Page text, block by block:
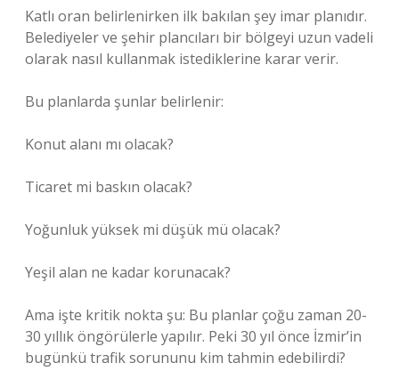
Katlı oran belirlenirken ilk bakılan şey imar planıdır.
Belediyeler ve şehir plancıları bir bölgeyi uzun vadeli
olarak nasıl kullanmak istediklerine karar verir.
Bu planlarda şunlar belirlenir:
Konut alanı mı olacak?
Ticaret mi baskın olacak?
Yoğunluk yüksek mi düşük mü olacak?
Yeşil alan ne kadar korunacak?
Ama işte kritik nokta şu: Bu planlar çoğu zaman 20-
30 yıllık öngörülerle yapılır. Peki 30 yıl önce İzmir’in
bugünkü trafik sorununu kim tahmin edebilirdi?